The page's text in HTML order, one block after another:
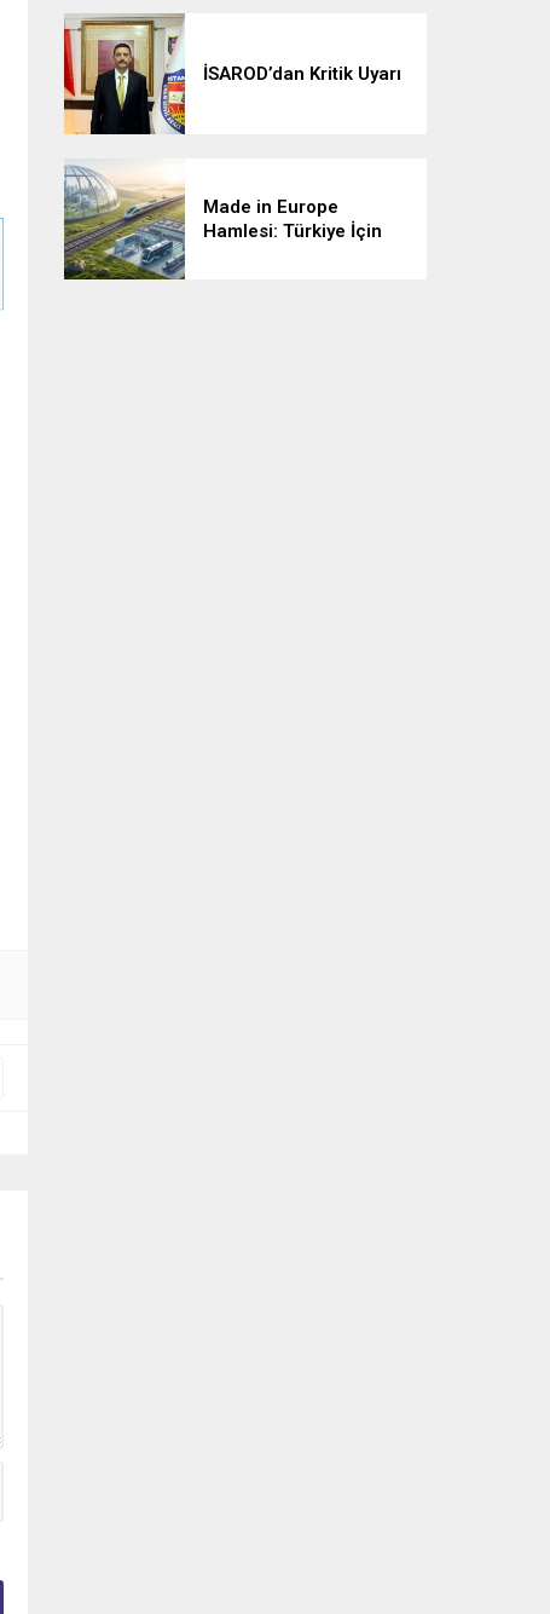
İSAROD’dan Kritik Uyarı
Made in Europe
Hamlesi: Türkiye İçin